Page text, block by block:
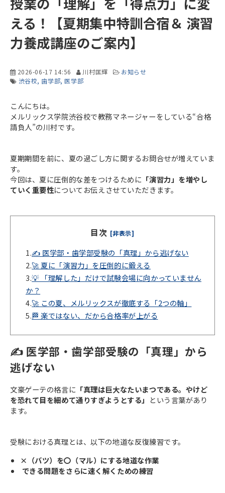
える！【夏期集中特訓合宿＆ 演習
力養成講座のご案内】
2026-06-17 14:56 川村匡輝
お知らせ
渋谷校 歯学部 医学部
こんにちは。
メルリックス学院渋谷校で教務マネージャーをしている“合格
請負人”の川村です。
夏期期間を前に、夏の過ごし方に関するお問合せが増えていま
す。
今回は、夏に圧倒的な差をつけるために 「演習力」を増やし
ていく重要性についてお伝えさせていただきます。
目次 [非表示]
1.✍️ 医学部・歯学部受験の「真理」から逃げない
2.🚀 夏に「演習力」を圧倒的に鍛える
3.💡 「理解した」だけで試験会場に向かっていません
か？
4.🚀 この夏、メルリックスが徹底する「2つの軸」
5.🏁 楽ではない、だから合格率が上がる
✍️ 医学部・歯学部受験の「真理」から
逃げない
文豪ゲーテの格言に 「真理は巨大なたいまつである。やけど
を恐れて目を細めて通りすぎようとする」
という言葉があり
ます。
受験における真理とは、以下の地道な反復練習です。
×（バツ）を〇（マル）にする地道な作業
できる問題をさらに速く解くための練習